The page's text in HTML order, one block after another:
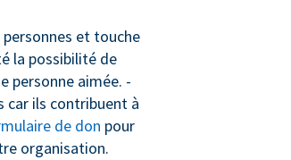
et touche
la possibilité de
personne aimée. -
car ils contribuent à
de don pour
organisation.